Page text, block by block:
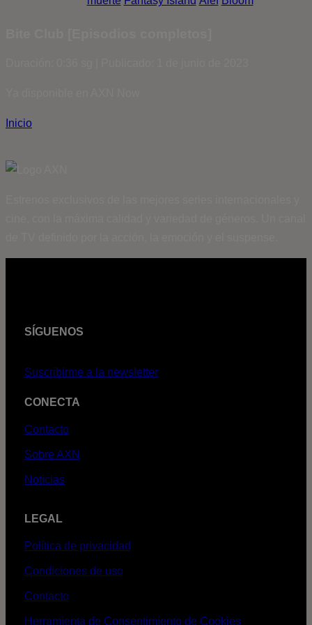
Inicio
SÍGUENOS
Suscribirme a la newsletter
CONECTA
Contacto
Sobre AXN
Noticias
LEGAL
Política de privacidad
Condiciones de uso
Contacto
Herramienta de Consentimiento de Cookies